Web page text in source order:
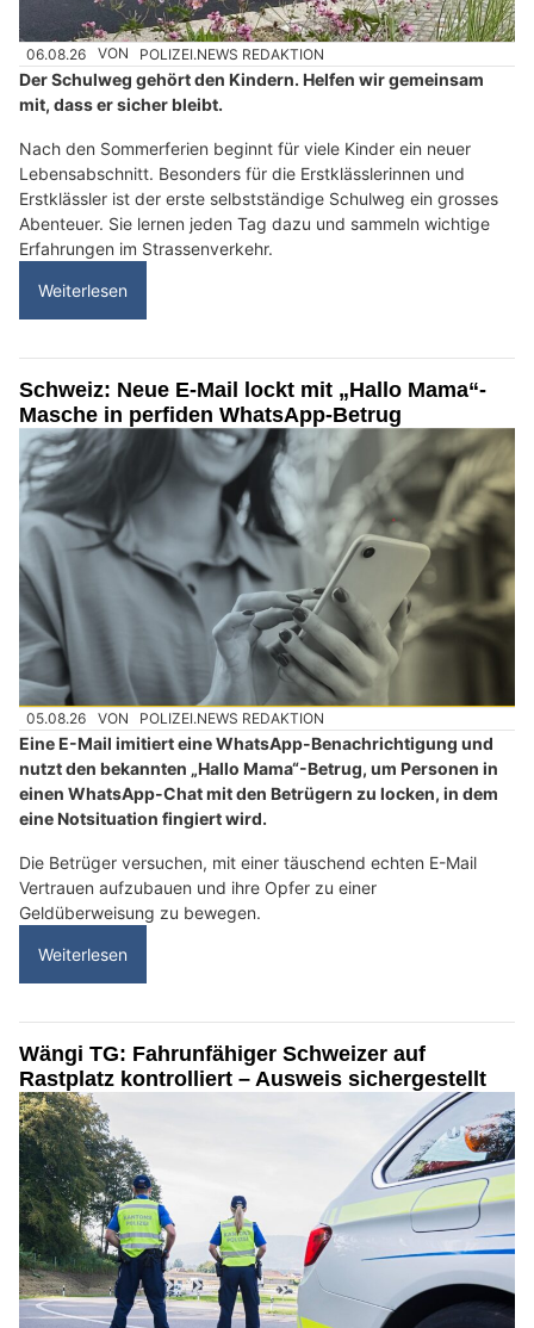
06.08.26 VON POLIZEI.NEWS REDAKTION
Der Schulweg gehört den Kindern. Helfen wir gemeinsam
mit, dass er sicher bleibt.
Nach den Sommerferien beginnt für viele Kinder ein neuer
Lebensabschnitt. Besonders für die Erstklässlerinnen und
Erstklässler ist der erste selbstständige Schulweg ein grosses
Abenteuer. Sie lernen jeden Tag dazu und sammeln wichtige
Erfahrungen im Strassenverkehr.
Weiterlesen
Schweiz: Neue E-Mail lockt mit „Hallo Mama“-
Masche in perfiden WhatsApp-Betrug
05.08.26 VON POLIZEI.NEWS REDAKTION
Eine E-Mail imitiert eine WhatsApp-Benachrichtigung und
nutzt den bekannten „Hallo Mama“-Betrug, um Personen in
einen WhatsApp-Chat mit den Betrügern zu locken, in dem
eine Notsituation fingiert wird.
Die Betrüger versuchen, mit einer täuschend echten E-Mail
Vertrauen aufzubauen und ihre Opfer zu einer
Geldüberweisung zu bewegen.
Weiterlesen
Wängi TG: Fahrunfähiger Schweizer auf
Rastplatz kontrolliert – Ausweis sichergestellt